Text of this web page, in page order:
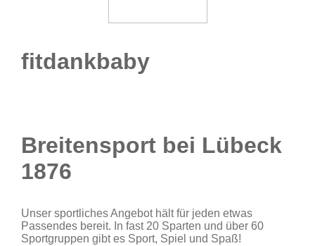
fitdankbaby
Breitensport bei Lübeck
1876
Unser sportliches Angebot hält für jeden etwas
Passendes bereit. In fast 20 Sparten und über 60
Sportgruppen gibt es Sport, Spiel und Spaß!